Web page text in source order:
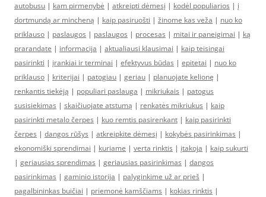
autobusu | kam pirmenybė | atkreipti dėmesį | kodėl populiarios | į
dortmundą ar mincheną | kaip pasiruošti | žinome kas veža | nuo ko
priklauso | paslaugos | paslaugos | procesas | mitai ir paneigimai | ką
prarandate | informacija | aktualiausi klausimai | kaip teisingai
pasirinkti | įrankiai ir terminai | efektyvus būdas | epitetai | nuo ko
priklauso | kriterijai | patogiau | geriau | planuojate kelionę |
renkantis tiekėją | populiari paslauga | mikriukais | patogus
susisiekimas | skaičiuojate atstumą | renkatės mikriukus | kaip
pasirinkti metalo čerpes | kuo remtis pasirenkant | kaip pasirinkti
čerpes | dangos rūšys | atkreipkite dėmesį | kokybės pasirinkimas |
ekonomiški sprendimai | kuriame | verta rinktis | įtakoja | kaip sukurti
| geriausias sprendimas | geriausias pasirinkimas | dangos
pasirinkimas | gaminio istorija | palyginkime už ar prieš |
pagalbininkas buičiai | priemonė kamščiams | kokias rinktis |